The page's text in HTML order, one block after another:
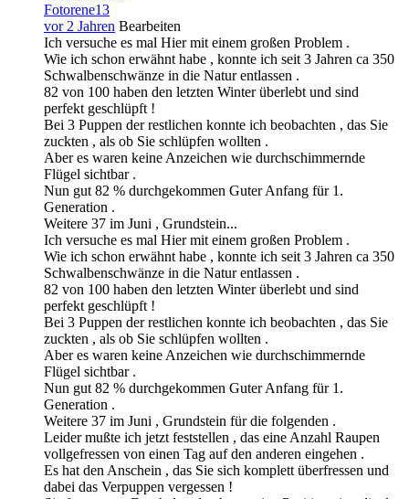
Fotorene13
vor 2 Jahren Bearbeiten
Ich versuche es mal Hier mit einem großen Problem .
Wie ich schon erwähnt habe , konnte ich seit 3 Jahren ca 350
Schwalbenschwänze in die Natur entlassen .
82 von 100 haben den letzten Winter überlebt und sind
perfekt geschlüpft !
Bei 3 Puppen der restlichen konnte ich beobachten , das Sie
zuckten , als ob Sie schlüpfen wollten .
Aber es waren keine Anzeichen wie durchschimmernde
Flügel sichtbar .
Nun gut 82 % durchgekommen Guter Anfang für 1.
Generation .
Weitere 37 im Juni , Grundstein...
Ich versuche es mal Hier mit einem großen Problem .
Wie ich schon erwähnt habe , konnte ich seit 3 Jahren ca 350
Schwalbenschwänze in die Natur entlassen .
82 von 100 haben den letzten Winter überlebt und sind
perfekt geschlüpft !
Bei 3 Puppen der restlichen konnte ich beobachten , das Sie
zuckten , als ob Sie schlüpfen wollten .
Aber es waren keine Anzeichen wie durchschimmernde
Flügel sichtbar .
Nun gut 82 % durchgekommen Guter Anfang für 1.
Generation .
Weitere 37 im Juni , Grundstein für die folgenden .
Leider mußte ich jetzt feststellen , das eine Anzahl Raupen
vollgefressen von einen Tag auf den anderen eingehen .
Es hat den Anschein , das Sie sich komplett überfressen und
dabei das Verpuppen vergessen !